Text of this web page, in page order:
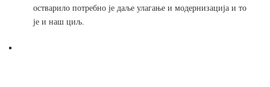
остварило потребно је даље улагање и модернизација и то
је и наш циљ.